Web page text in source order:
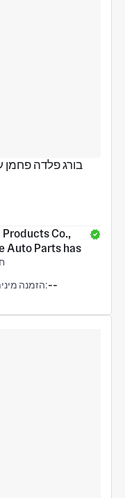
בורג פלדה
Co.,
Auto Parts has
הזמנה מינימלית:--